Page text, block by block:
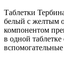
Таблетки
белый с желтым
компонентом
в одной таблетке